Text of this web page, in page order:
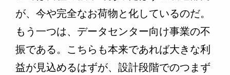
が、今や完全なお荷物と化しているのだ。
もう一つは、データセンター向け事業の不
振である。こちらも本来であれば大きな利
益が見込めるはずが、設計段階でのつまず